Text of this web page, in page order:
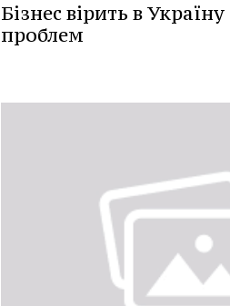
Бізнес вірить в
проблем